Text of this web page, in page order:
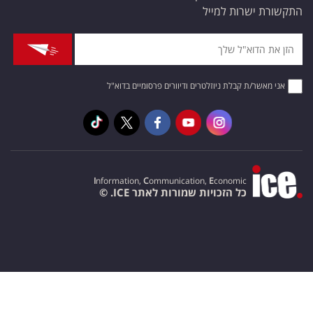
התקשורת ישרות למייל
אני מאשר/ת קבלת ניוזלטרים ודיוורים פרסומיים בדוא"ל
Information, Communication, Economic
כל הזכויות שמורות לאתר ICE. ©